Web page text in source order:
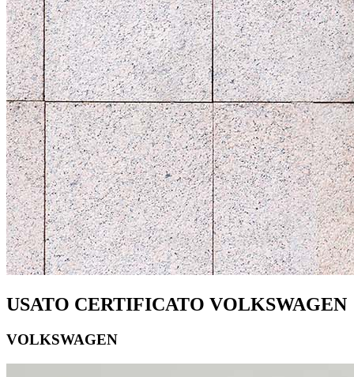
USATO CERTIFICATO VOLKSWAGEN
VOLKSWAGEN